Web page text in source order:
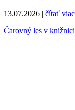
13.07.2026 | čítať viac
Čarovný les v knižnici